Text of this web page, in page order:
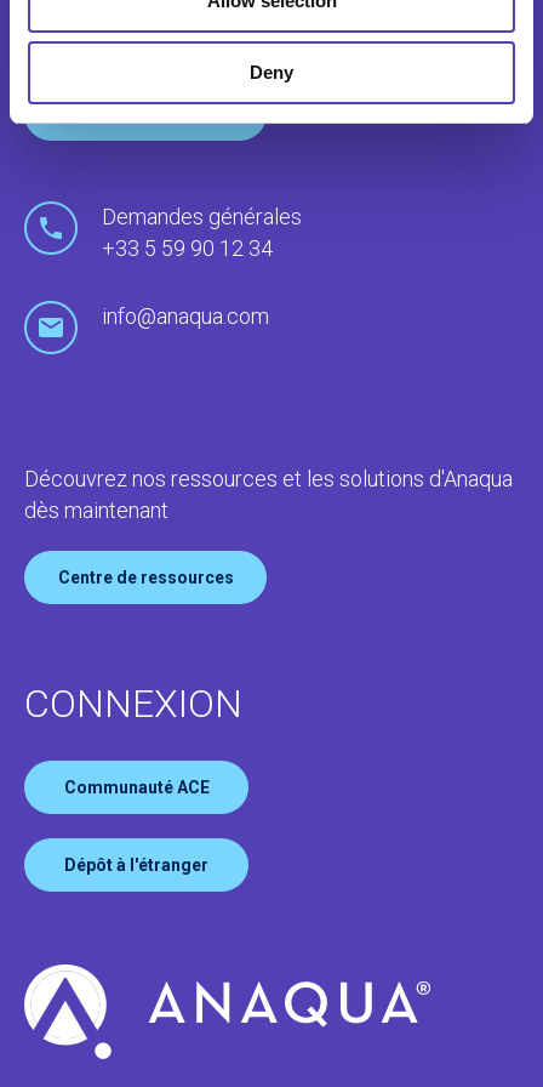
Deny
Demandes générales
+33 5 59 90 12 34
info@anaqua.com
Découvrez nos ressources et les solutions d'Anaqua
dès maintenant
Centre de ressources
CONNEXION
Communauté ACE
Dépôt à l'étranger